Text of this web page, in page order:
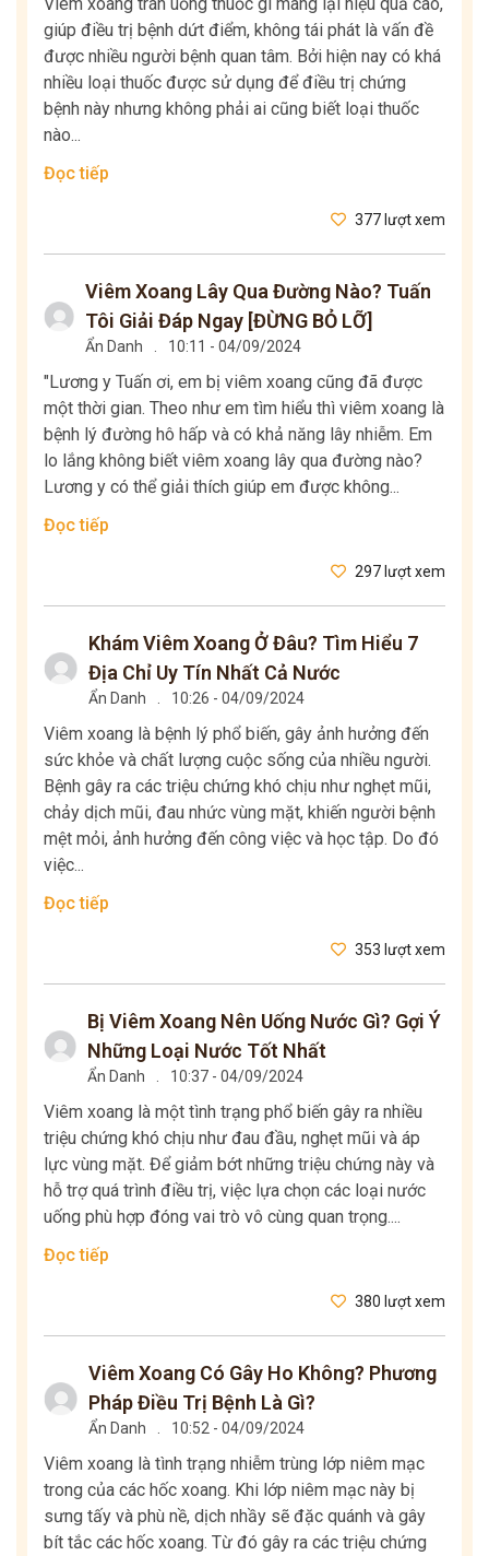
giúp điều trị bệnh dứt điểm, không tái phát là vấn đề
được nhiều người bệnh quan tâm. Bởi hiện nay có khá
nhiều loại thuốc được sử dụng để điều trị chứng
bệnh này nhưng không phải ai cũng biết loại thuốc
nào...
Đọc tiếp
377 lượt xem
Viêm Xoang Lây Qua Đường Nào? Tuấn
Tôi Giải Đáp Ngay [ĐỪNG BỎ LỠ]
Ẩn Danh 10:11 - 04/09/2024
"Lương y Tuấn ơi, em bị viêm xoang cũng đã được
một thời gian. Theo như em tìm hiểu thì viêm xoang là
bệnh lý đường hô hấp và có khả năng lây nhiễm. Em
lo lắng không biết viêm xoang lây qua đường nào?
Lương y có thể giải thích giúp em được không...
Đọc tiếp
297 lượt xem
Khám Viêm Xoang Ở Đâu? Tìm Hiểu 7
Địa Chỉ Uy Tín Nhất Cả Nước
Ẩn Danh 10:26 - 04/09/2024
Viêm xoang là bệnh lý phổ biến, gây ảnh hưởng đến
sức khỏe và chất lượng cuộc sống của nhiều người.
Bệnh gây ra các triệu chứng khó chịu như nghẹt mũi,
chảy dịch mũi, đau nhức vùng mặt, khiến người bệnh
mệt mỏi, ảnh hưởng đến công việc và học tập. Do đó
việc...
Đọc tiếp
353 lượt xem
Bị Viêm Xoang Nên Uống Nước Gì? Gợi Ý
Những Loại Nước Tốt Nhất
Ẩn Danh 10:37 - 04/09/2024
Viêm xoang là một tình trạng phổ biến gây ra nhiều
triệu chứng khó chịu như đau đầu, nghẹt mũi và áp
lực vùng mặt. Để giảm bớt những triệu chứng này và
hỗ trợ quá trình điều trị, việc lựa chọn các loại nước
uống phù hợp đóng vai trò vô cùng quan trọng....
Đọc tiếp
380 lượt xem
Viêm Xoang Có Gây Ho Không? Phương
Pháp Điều Trị Bệnh Là Gì?
Ẩn Danh 10:52 - 04/09/2024
Viêm xoang là tình trạng nhiễm trùng lớp niêm mạc
trong của các hốc xoang. Khi lớp niêm mạc này bị
sưng tấy và phù nề, dịch nhầy sẽ đặc quánh và gây
bít tắc các hốc xoang. Từ đó gây ra các triệu chứng